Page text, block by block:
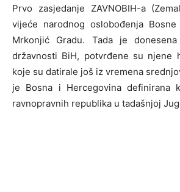
Prvo zasjedanje ZAVNOBIH-a
vijeće narodnog oslobođenja
Mrkonjić Gradu. Tada je
državnosti BiH, potvrđene su njene
koje su datirale još iz vremena
je Bosna i Hercegovina definirana
ravnopravnih republika u tadašnjoj